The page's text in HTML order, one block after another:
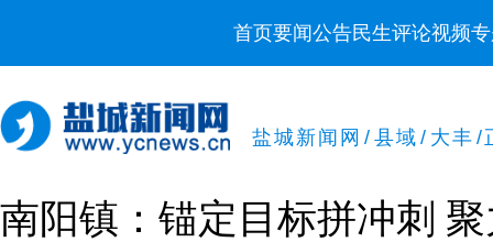
首页要闻公告民生评论视频
盐城新闻网 / 县域 / 大丰 /
南阳镇：锚定目标拼冲刺